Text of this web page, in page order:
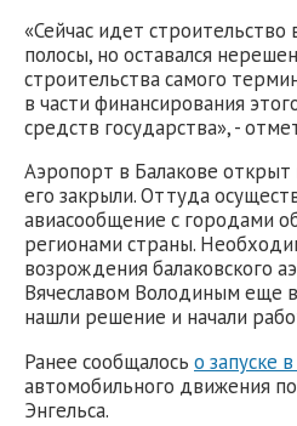
«Сейчас идет строительство
полосы, но оставался
строительства самого
в части финансирования
средств государства», -
Аэропорт в Балакове открыт
его закрыли. Оттуда
авиасообщение с городами
регионами страны.
возрождения балаковского
Вячеславом Володиным еще
нашли решение и начали
Ранее сообщалось о запуске
автомобильного движения
Энгельса.